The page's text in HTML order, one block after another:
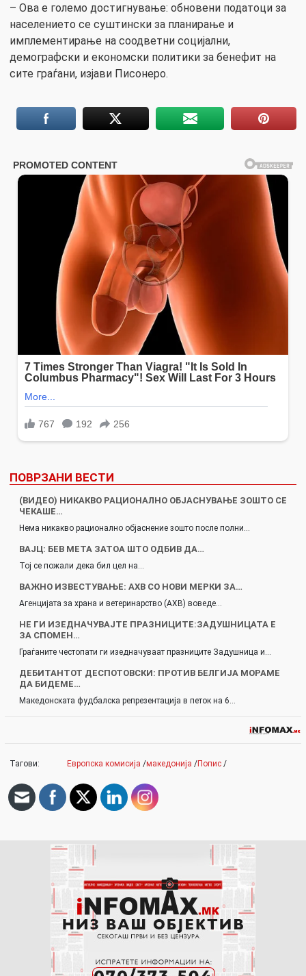
– Ова е големо достигнување: обновени податоци за
населението се суштински за планирање и
имплементирање на соодветни социјални,
демографски и економски политики за бенефит на
сите граѓани, изјави Писонеро.
ПОВРЗАНИ ВЕСТИ
(ВИДЕО) НИКАКВО РАЦИОНАЛНО ОБЈАСНУВАЊЕ ЗОШТО СЕ
ЧЕКАШЕ…
Нема никакво рационално објаснение зошто после полни…
ВАЈЦ: БЕВ МЕТА ЗАТОА ШТО ОДБИВ ДА…
Тој се пожали дека бил цел на…
ВАЖНО ИЗВЕСТУВАЊЕ: АХВ СО НОВИ МЕРКИ ЗА…
Агенцијата за храна и ветеринарство (АХВ) воведе…
НЕ ГИ ИЗЕДНАЧУВАЈТЕ ПРАЗНИЦИТЕ:ЗАДУШНИЦАТА Е
ЗА СПОМЕН…
Граѓаните честопати ги изедначуваат празниците Задушница и…
ДЕБИТАНТОТ ДЕСПОТОВСКИ: ПРОТИВ БЕЛГИЈА МОРАМЕ
ДА БИДЕМЕ…
Македонската фудбалска репрезентација в петок на 6…
Тагови: Европска комисија /македонија /Попис /